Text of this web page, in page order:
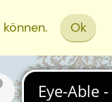
Ok